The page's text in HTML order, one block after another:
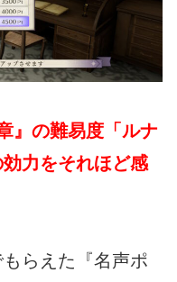
』の難易度「ルナ
力をそれほど感
らえた『名声ポ